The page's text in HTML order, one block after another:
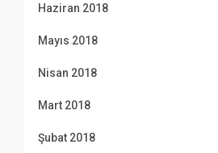
Haziran 2018
Mayıs 2018
Nisan 2018
Mart 2018
Şubat 2018